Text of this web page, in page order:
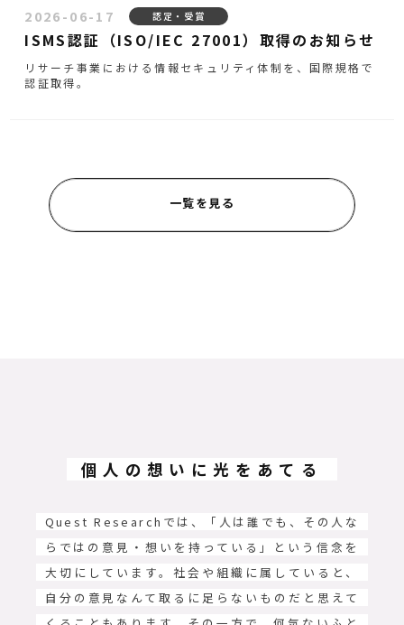
2026-06-17 認定・受賞
ISMS認証（ISO/IEC 27001）取得のお知らせ
リサーチ事業における情報セキュリティ体制を、国際規格で
認証取得。
一覧を見る
個人の想いに光をあてる
Quest Researchでは、「人は誰でも、その人な
らではの意見・想いを持っている」という信念を
大切にしています。社会や組織に属していると、
自分の意見なんて取るに足らないものだと思えて